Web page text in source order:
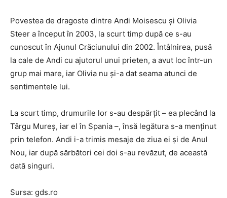
Povestea de dragoste dintre Andi Moisescu și Olivia
Steer a început în 2003, la scurt timp după ce s-au
cunoscut în Ajunul Crăciunului din 2002. Întâlnirea, pusă
la cale de Andi cu ajutorul unui prieten, a avut loc într-un
grup mai mare, iar Olivia nu și-a dat seama atunci de
sentimentele lui.
La scurt timp, drumurile lor s-au despărțit – ea plecând la
Târgu Mureș, iar el în Spania –, însă legătura s-a menținut
prin telefon. Andi i-a trimis mesaje de ziua ei și de Anul
Nou, iar după sărbători cei doi s-au revăzut, de această
dată singuri.
Sursa: gds.ro